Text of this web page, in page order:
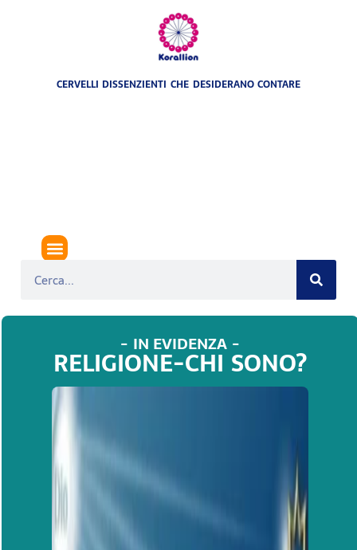
CERVELLI DISSENZIENTI CHE DESIDERANO CONTARE
- IN EVIDENZA -
RELIGIONE-CHI SONO?